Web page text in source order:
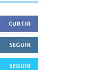
CURTIR
SEGUIR
SEGUIR